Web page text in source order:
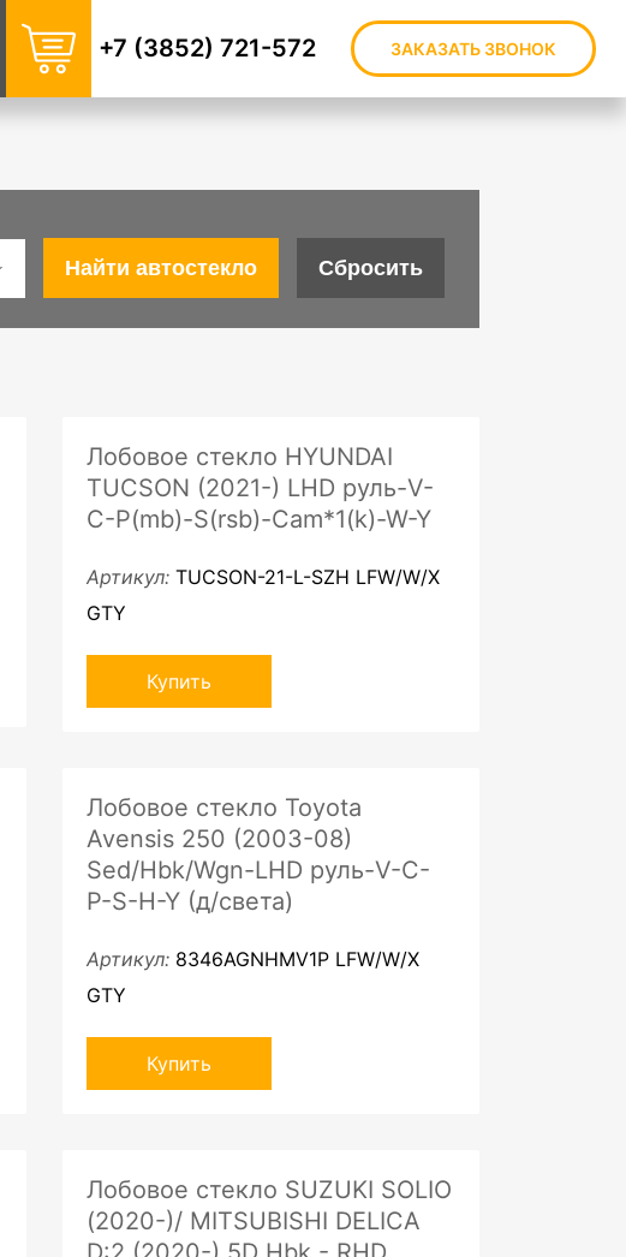
+7 (3852) 721-572 ЗАКАЗАТЬ ЗВОНОК
Лобовое стекло HYUNDAI
TUCSON (2021-) LHD руль-V-
C-P(mb)-S(rsb)-Cam*1(k)-W-Y
Артикул:TUCSON-21-L-SZH LFW/W/X
GTY
Купить
Лобовое стекло Toyota
Avensis 250 (2003-08)
Sed/Hbk/Wgn-LHD руль-V-C-
P-S-H-Y (д/света)
Артикул: 8346AGNHMV1P LFW/W/X
GTY
Купить
Лобовое стекло SUZUKI SOLIO
(2020-)/ MITSUBISHI DELICA